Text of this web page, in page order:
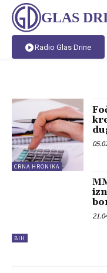
GLAS
Radio Glas Drine
CRNA HRONIKA
BIH